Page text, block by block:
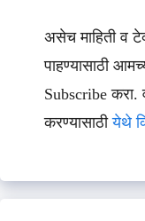
असेच माहिती व
पाहण्यासाठी
Subscribe
करण्यासाठीयेथे